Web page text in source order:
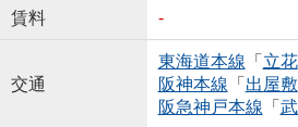
賃料 -
交通
東海道本線 「 立花
阪神本線 「 出屋敷
阪急神戸本線 「